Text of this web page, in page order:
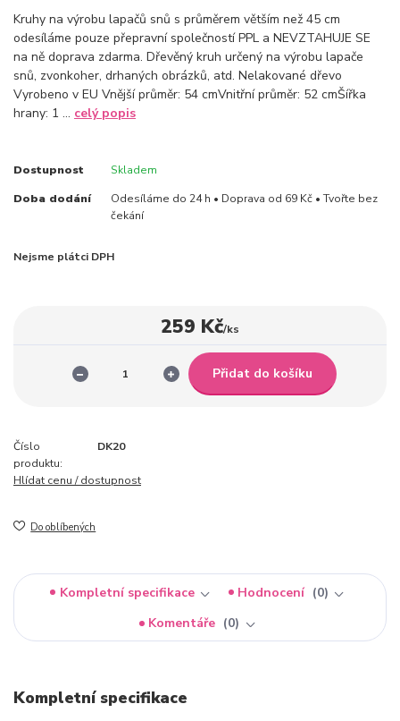
Kruhy na výrobu lapačů snů s průměrem větším než 45 cm
odesíláme pouze přepravní společností PPL a NEVZTAHUJE SE
na ně doprava zdarma. Dřevěný kruh určený na výrobu lapače
snů, zvonkoher, drhaných obrázků, atd. Nelakované dřevo
Vyrobeno v EU Vnější průměr: 54 cmVnitřní průměr: 52 cmŠířka
hrany: 1 ... celý popis
Dostupnost Skladem
Doba dodání
Odesíláme do 24 h • Doprava od 69 Kč • Tvořte bez
čekání
Nejsme plátci DPH
259 Kč/ks
Přidat do košíku
Číslo
produktu:
DK20
Hlídat cenu / dostupnost
Do oblíbených
Kompletní specifikace Hodnocení
0
Komentáře
0
Kompletní specifikace